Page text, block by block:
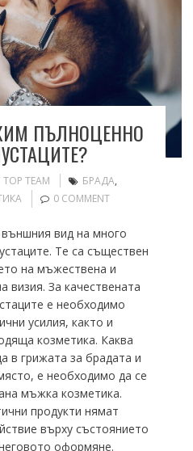
ПЪЛНОЦЕННО
TOP TEAM БРАДА,
0 COMMENT
вид на много
Те са съществен
на мъжествена и
визия. За качествената
е необходимо
усилия, както и
козметика. Каква
в грижата за брадата и
е необходимо да се
мъжка козметика.
продукти нямат
върху състоянието
оформяне.